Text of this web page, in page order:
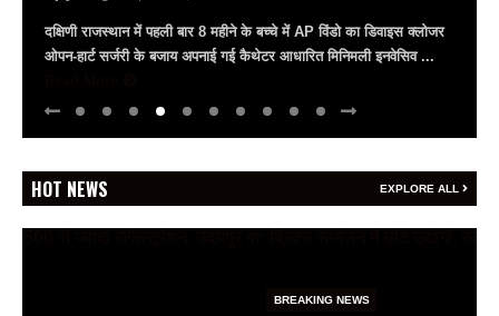
वेदांता जिंक सिटी हाफ मैराथन में 5,500 से अधिक धावकों ने करवाया
रजिस्ट्रेशन 6 सितंबर को 21.097 किमी, 10 किमी और 5 किमी की तीन
HOT NEWS EXPLORE ALL
BREAKING NEWS